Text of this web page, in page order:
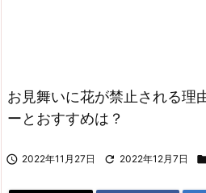
お見舞いに花が禁止される理
ーとおすすめは？
 2022年11月27日  2022年12月7日